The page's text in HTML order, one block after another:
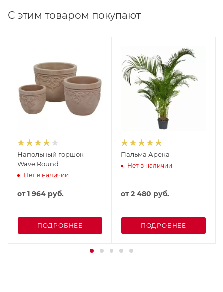
С этим товаром покупают
Напольный горшок
Wave Round
Нет в наличии
от1 964 руб.
ПОДРОБНЕЕ
Пальма Арека
Нет в наличии
от2 480 руб.
ПОДРОБНЕЕ